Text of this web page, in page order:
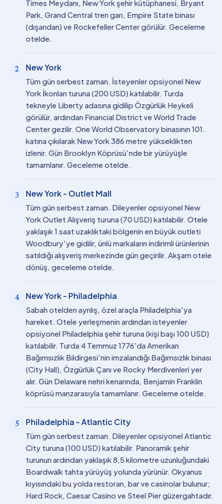
Times Meydanı, New York şehir kütüphanesi, Bryant
Park, Grand Central tren garı, Empire State binası
(dışarıdan) ve Rockefeller Center görülür. Geceleme
otelde.
2 New York
Tüm gün serbest zaman. İsteyenler opsiyonel New
York İkonları turuna (200 USD) katılabilir. Turda
tekneyle Liberty adasına gidilip Özgürlük Heykeli
görülür, ardından Financial District ve World Trade
Center gezilir. One World Observatory binasının 101.
katına çıkılarak New York 386 metre yükseklikten
izlenir. Gün Brooklyn Köprüsü'nde bir yürüyüşle
tamamlanır. Geceleme otelde.
3 New York - Outlet Mall
Tüm gün serbest zaman. Dileyenler opsiyonel New
York Outlet Alışveriş turuna (70 USD) katılabilir. Otele
yaklaşık 1 saat uzaklıktaki bölgenin en büyük outleti
Woodbury'ye gidilir, ünlü markaların indirimli ürünlerinin
satıldığı alışveriş merkezinde gün geçirilir. Akşam otele
dönüş, geceleme otelde.
4 New York - Philadelphia
Sabah otelden ayrılış, özel araçla Philadelphia'ya
hareket. Otele yerleşmenin ardından isteyenler
opsiyonel Philadelphia şehir turuna (kişi başı 100 USD)
katılabilir. Turda 4 Temmuz 1776'da Amerikan
Bağımsızlık Bildirgesi'nin imzalandığı Bağımsızlık binası
(City Hall), Özgürlük Çanı ve Rocky Merdivenleri yer
alır. Gün Delaware nehri kenarında, Benjamin Franklin
köprüsü manzarasıyla tamamlanır. Geceleme otelde.
5 Philadelphia - Atlantic City
Tüm gün serbest zaman. Dileyenler opsiyonel Atlantic
City turuna (100 USD) katılabilir. Panoramik şehir
turunun ardından yaklaşık 8,5 kilometre uzunluğundaki
Boardwalk tahta yürüyüş yolunda yürünür. Okyanus
kıyısındaki bu yolda restoran, bar ve casinolar bulunur;
Hard Rock, Caesar Casino ve Steel Pier güzergahtadır.